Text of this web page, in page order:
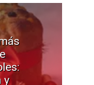
y